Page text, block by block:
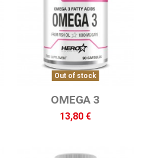
Out of stock
OMEGA 3
13,80 €